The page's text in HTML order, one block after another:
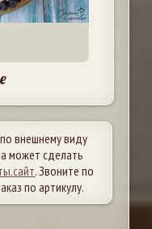
внешнему виду
может сделать
. Звоните по
по артикулу.